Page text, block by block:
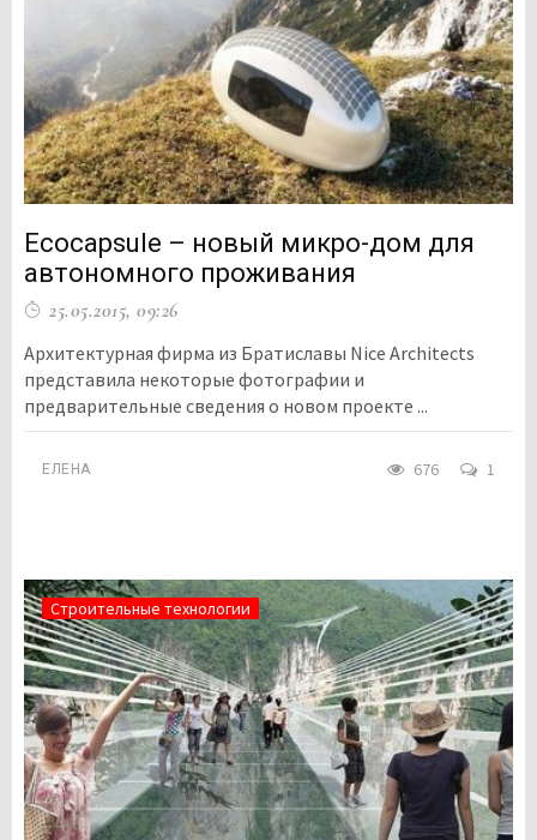
Ecocapsule – новый микро-дом для
автономного проживания
25.05.2015, 09:26
Архитектурная фирма из Братиславы Nice Architects
представила некоторые фотографии и
предварительные сведения о новом проекте ...
ЕЛЕНА 676 1
Строительные технологии